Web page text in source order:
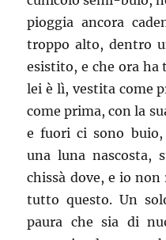
pioggia ancora
troppo alto, dentro
esistito, e che ora
lei è lì, vestita come
come prima, con la
e fuori ci sono
una luna nascosta,
chissà dove, e io
tutto questo. Un
paura che sia di